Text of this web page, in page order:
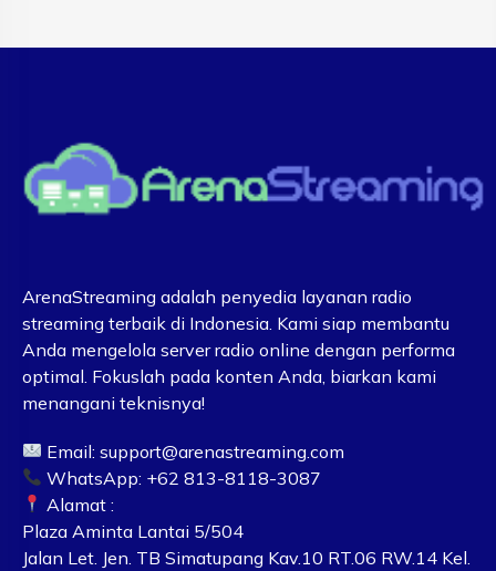
ArenaStreaming adalah penyedia layanan radio
streaming terbaik di Indonesia. Kami siap membantu
Anda mengelola server radio online dengan performa
optimal. Fokuslah pada konten Anda, biarkan kami
menangani teknisnya!
Email:support@arenastreaming.com
WhatsApp: +62 813-8118-3087
Alamat :
Plaza Aminta Lantai 5/504
Jalan Let. Jen. TB Simatupang Kav.10 RT.06 RW.14 Kel.